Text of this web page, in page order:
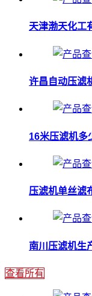
天津渤天化工
许昌自动压滤
16米压滤机多
压滤机单丝滤
南川压滤机生
查看所有